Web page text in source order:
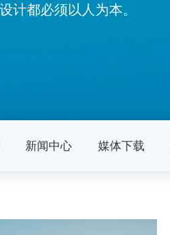
计都必须以人为本。
新闻中心 媒体下载